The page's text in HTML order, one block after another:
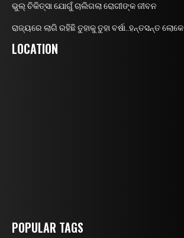
ଭୁଲ୍ ଚିକିତ୍ସା ଯୋଗୁଁ ଚାଲିଗଲା ରୋଗୀଙ୍କ ଜୀବନ
ରାଜ୍ୟରେ ଲାଗି ରହିଛି ତୁହାକୁ ତୁହା ବର୍ଷା..ହନ୍ତସନ୍ତ ଲୋକେ
LOCATION
POPULAR TAGS